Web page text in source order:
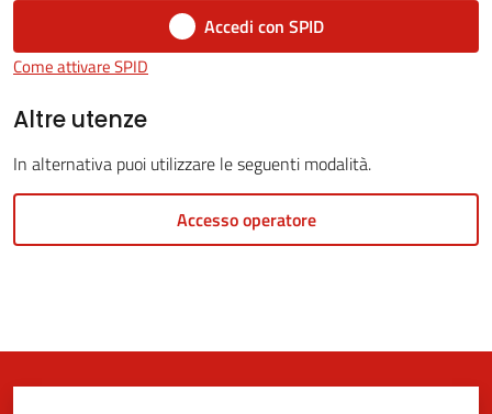
on-
gli
Accedi con SPID
Come attivare SPID
Altre utenze
In alternativa puoi utilizzare le seguenti modalità.
Accesso operatore